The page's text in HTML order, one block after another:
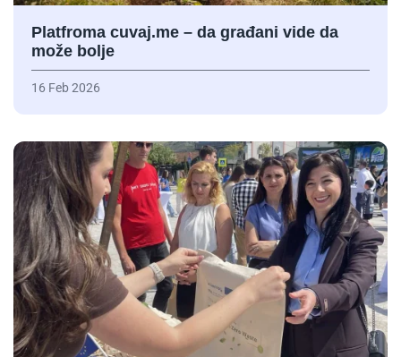
Platfroma cuvaj.me – da građani vide da
može bolje
16 Feb 2026